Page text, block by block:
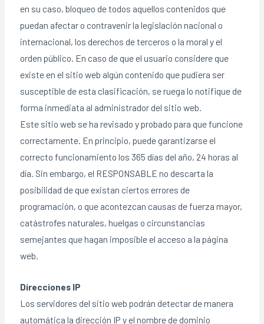
en su caso, bloqueo de todos aquellos contenidos que
puedan afectar o contravenir la legislación nacional o
internacional, los derechos de terceros o la moral y el
orden público. En caso de que el usuario considere que
existe en el sitio web algún contenido que pudiera ser
susceptible de esta clasificación, se ruega lo notifique de
forma inmediata al administrador del sitio web.
Este sitio web se ha revisado y probado para que funcione
correctamente. En principio, puede garantizarse el
correcto funcionamiento los 365 días del año, 24 horas al
día. Sin embargo, el RESPONSABLE no descarta la
posibilidad de que existan ciertos errores de
programación, o que acontezcan causas de fuerza mayor,
catástrofes naturales, huelgas o circunstancias
semejantes que hagan imposible el acceso a la página
web.
Direcciones IP
Los servidores del sitio web podrán detectar de manera
automática la dirección IP y el nombre de dominio